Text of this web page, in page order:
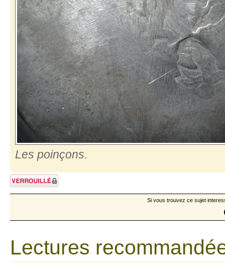
Les poinçons.
Sujet verrouillé
Si vous trouvez ce sujet
Lectures